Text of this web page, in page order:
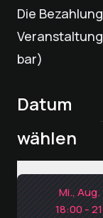
Die
bar)
Datum
wählen
Mi., Aug.
18:00 -